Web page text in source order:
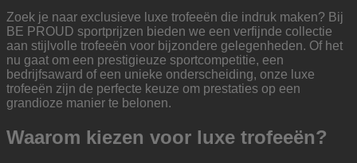
Zoek je naar exclusieve luxe trofeeën die indruk maken? Bij
BE PROUD sportprijzen bieden we een verfijnde collectie
aan stijlvolle trofeeën voor bijzondere gelegenheden. Of het
nu gaat om een prestigieuze sportcompetitie, een
bedrijfsaward of een unieke onderscheiding, onze luxe
trofeeën zijn de perfecte keuze om prestaties op een
grandioze manier te belonen.
Waarom kiezen voor luxe trofeeën?